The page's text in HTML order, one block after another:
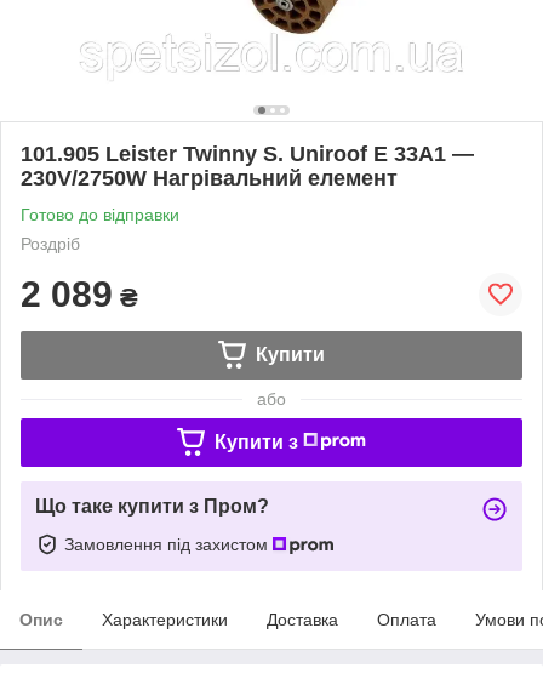
101.905 Leister Twinny S. Uniroof E 33A1 —
230V/2750W Нагрівальний елемент
Готово до відправки
Роздріб
2 089 ₴
Купити
або
Купити з
Що таке купити з Пром?
Замовлення під захистом
Опис Характеристики Доставка Оплата Умови